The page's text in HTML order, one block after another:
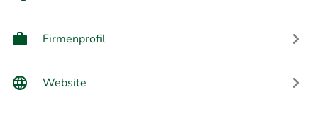
Firmenprofil
Website